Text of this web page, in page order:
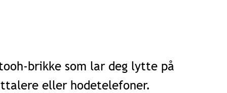
brikke som lar deg lytte på
eller hodetelefoner.